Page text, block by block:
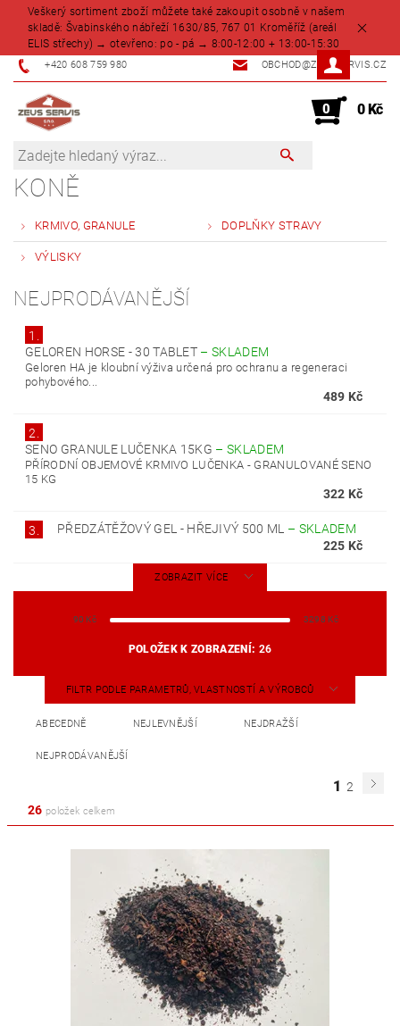
Veškerý sortiment zboží můžete také zakoupit osobně v našem
skladě: Švabinského nábřeží 1630/85, 767 01 Kroměříž (areál
ELIS střechy) → otevřeno: po - pá → 8:00-12:00 + 13:00-15:30
+420 608 759 980 OBCHOD@ZEUSSERVIS.CZ
0 0 Kč
KONĚ
KRMIVO, GRANULE DOPLŇKY STRAVY
VÝLISKY
NEJPRODÁVANĚJŠÍ
1.
GELOREN HORSE - 30 TABLET –SKLADEM
Geloren HA je kloubní výživa určená pro ochranu a regeneraci
pohybového...
489 Kč
2.
SENO GRANULE LUČENKA 15KG –SKLADEM
PŘÍRODNÍ OBJEMOVÉ KRMIVO LUČENKA - GRANULOVANÉ SENO
15 KG
322 Kč
3. PŘEDZÁTĚŽOVÝ GEL - HŘEJIVÝ 500 ML – SKLADEM
225 Kč
ZOBRAZIT VÍCE
90 Kč 3298 Kč
POLOŽEK K ZOBRAZENÍ: 26
FILTR PODLE PARAMETRŮ, VLASTNOSTÍ A VÝROBCŮ
ABECEDNĚ NEJLEVNĚJŠÍ NEJDRAŽŠÍ
NEJPRODÁVANĚJŠÍ
1 2
26 položek celkem